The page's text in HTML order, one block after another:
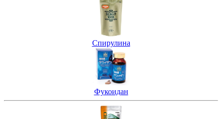
Спирулина
Фукоидан